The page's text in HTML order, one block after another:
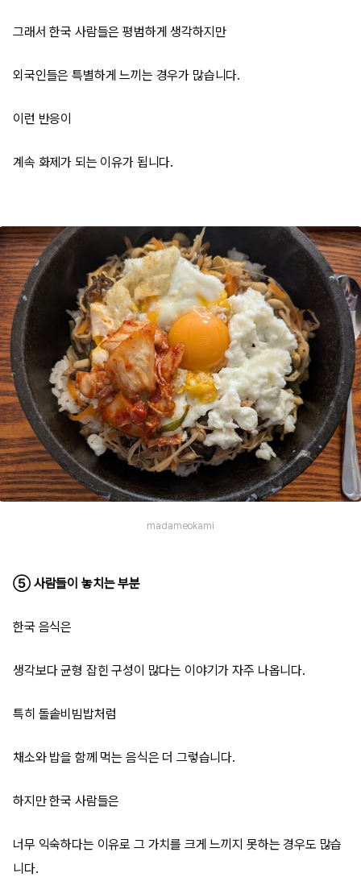
그래서 한국 사람들은 평범하게 생각하지만
외국인들은 특별하게 느끼는 경우가 많습니다.
이런 반응이
계속 화제가 되는 이유가 됩니다.
madameokami
⑤ 사람들이 놓치는 부분
한국 음식은
생각보다 균형 잡힌 구성이 많다는 이야기가 자주 나옵니다.
특히 돌솥비빔밥처럼
채소와 밥을 함께 먹는 음식은 더 그렇습니다.
하지만 한국 사람들은
너무 익숙하다는 이유로 그 가치를 크게 느끼지 못하는 경우도 많습
니다.